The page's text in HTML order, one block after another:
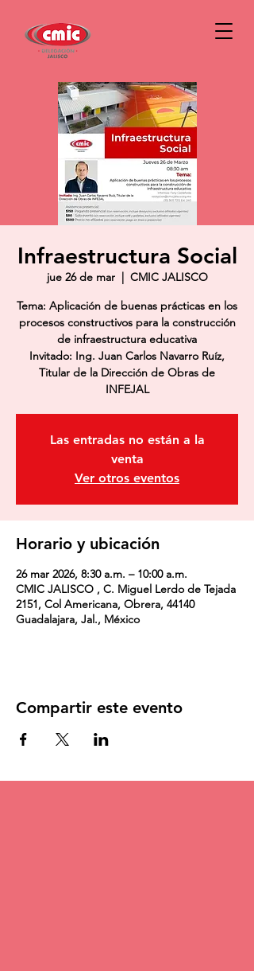
Infraestructura Social
jue 26 de mar
  |
CMIC JALISCO
Tema: Aplicación de buenas prácticas en los
procesos constructivos para la construcción
de infraestructura educativa
Invitado: Ing. Juan Carlos Navarro Ruíz,
Titular de la Dirección de Obras de
INFEJAL
Las entradas no están a la
venta
Ver otros eventos
Horario y ubicación
26 mar 2026, 8:30 a.m. – 10:00 a.m.
CMIC JALISCO , C. Miguel Lerdo de Tejada
2151, Col Americana, Obrera, 44140
Guadalajara, Jal., México
Compartir este evento